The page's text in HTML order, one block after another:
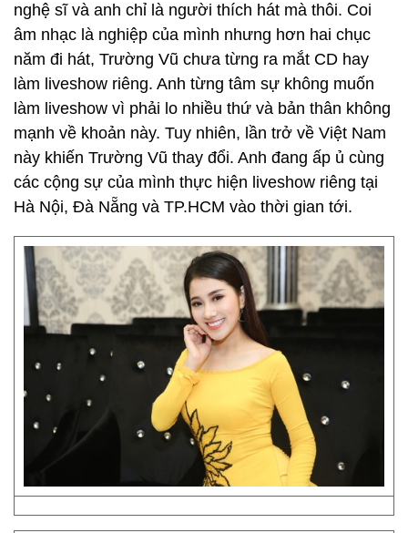
nghệ sĩ và anh chỉ là người thích hát mà thôi. Coi
âm nhạc là nghiệp của mình nhưng hơn hai chục
năm đi hát, Trường Vũ chưa từng ra mắt CD hay
làm liveshow riêng. Anh từng tâm sự không muốn
làm liveshow vì phải lo nhiều thứ và bản thân không
mạnh về khoản này. Tuy nhiên, lần trở về Việt Nam
này khiến Trường Vũ thay đổi. Anh đang ấp ủ cùng
các cộng sự của mình thực hiện liveshow riêng tại
Hà Nội, Đà Nẵng và TP.HCM vào thời gian tới.